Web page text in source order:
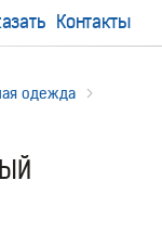
Контакты
одежда